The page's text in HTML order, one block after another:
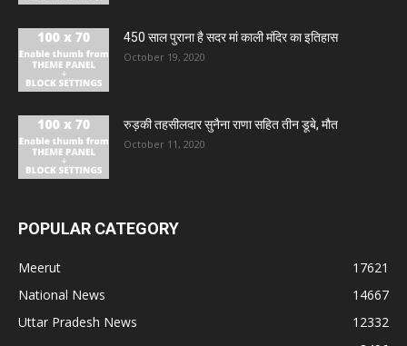
450 साल पुराना है सदर मां काली मंदिर का इतिहास
October 19, 2020
रुड़की तहसीलदार सुनैना राणा सहित तीन डूबे, मौत
October 11, 2020
POPULAR CATEGORY
Meerut
17621
National News
14667
Uttar Pradesh News
12332